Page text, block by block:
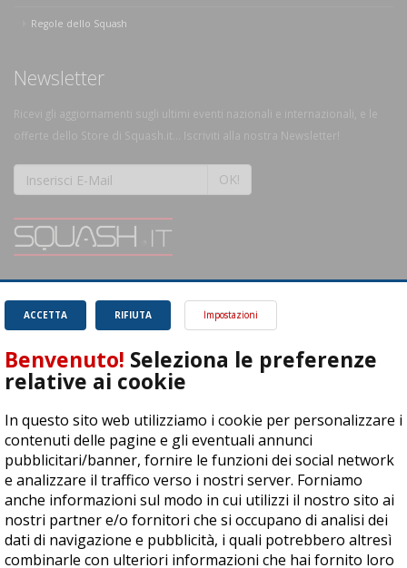
Regole dello Squash
Newsletter
Ricevi gli aggiornamenti sugli ultimi eventi nazionali e internazionali, e le
offerte dello Store di Squash.it... Iscriviti alla nostra Newsletter!
OK!
magnifico sport.
Leggi
RIFIUTA
ACCETTA Impostazioni
Benvenuto! Seleziona le preferenze
relative ai cookie
In questo sito web utilizziamo i cookie per personalizzare i
contenuti delle pagine e gli eventuali annunci
pubblicitari/banner, fornire le funzioni dei social network
e analizzare il traffico verso i nostri server. Forniamo
anche informazioni sul modo in cui utilizzi il nostro sito ai
nostri partner e/o fornitori che si occupano di analisi dei
dati di navigazione e pubblicità, i quali potrebbero altresì
combinarle con ulteriori informazioni che hai fornito loro
ASD Let's Sport - Via T. Olivelli 3, 25014 Castenedolo (BS) - P. Iva:
04278030988
© Copyright 2015 | All Rights Reserved - Powered byDynDevice
Privacy Policy Cookie Policy Accessibilità Sitemap